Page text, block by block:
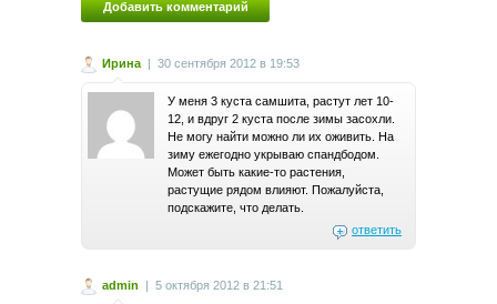
Ирина | 30 сентября 2012 в 19:53
У меня 3 куста самшита, растут лет 10-
12, и вдруг 2 куста после зимы засохли.
Не могу найти можно ли их оживить. На
зиму ежегодно укрываю спандбодом.
Может быть какие-то растения,
растущие рядом влияют. Пожалуйста,
подскажите, что делать.
ответить
admin | 5 октября 2012 в 21:51